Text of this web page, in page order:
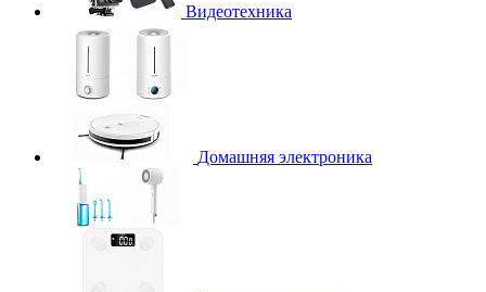
Видеотехника
Домашняя электроника